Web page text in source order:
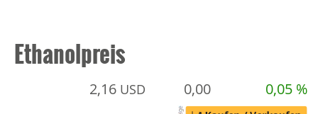
Ethanolpreis
2,16 USD 0,00 0,05 %